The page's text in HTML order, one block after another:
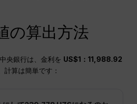
の算出方法
央銀行は、金利を US$1：11,988.92
算は簡単です：